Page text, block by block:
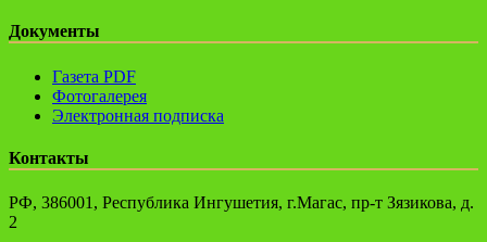
Документы
Газета PDF
Фотогалерея
Электронная подписка
Контакты
РФ, 386001, Республика Ингушетия, г.Магас, пр-т Зязикова, д.
2